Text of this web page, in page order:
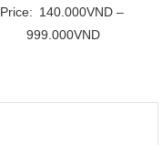
Price: 140.000VND –
999.000VNDKhoảng